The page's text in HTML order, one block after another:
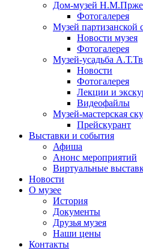
Дом-музей
Фотогалерея
Музей партизанской
Новости музея
Фотогалерея
Музей-усадьба
Новости
Фотогалерея
Лекции и
Видеофайлы
Музей-мастерская
Прейскурант
Выставки и события
Афиша
Анонс мероприятий
Виртуальные
Новости
О музее
История
Документы
Друзья музея
Наши цены
Контакты